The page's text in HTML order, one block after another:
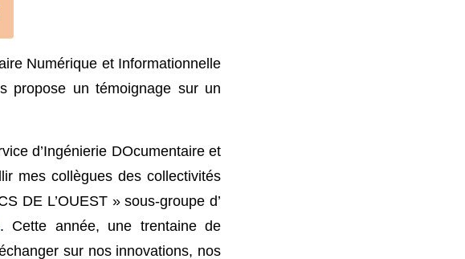
Numérique et Informationnelle
propose un témoignage sur un
d’Ingénierie DOcumentaire et
mes collègues des collectivités
DE L’OUEST » sous-groupe d’
. Cette année, une trentaine de
sur nos innovations, nos